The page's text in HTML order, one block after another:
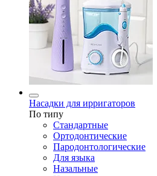
Насадки для ирригаторов
По типу
Стандартные
Ортодонтические
Пародонтологические
Для языка
Назальные